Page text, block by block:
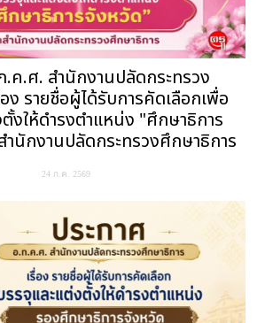
.ค.ศ. สำนักงานปลัดกระทรวง
ง รายชื่อผู้ได้รับการคัดเลือกเพื่อ
งให้ดำรงตำแหน่ง "ศึกษาธิการ
นักงานปลัดกระทรวงศึกษาธิการ
24 ก.ค. 2569